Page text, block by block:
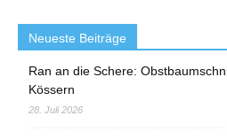
Neueste Beiträge
Ran an die Schere:
Kössern
28. Juli 2026